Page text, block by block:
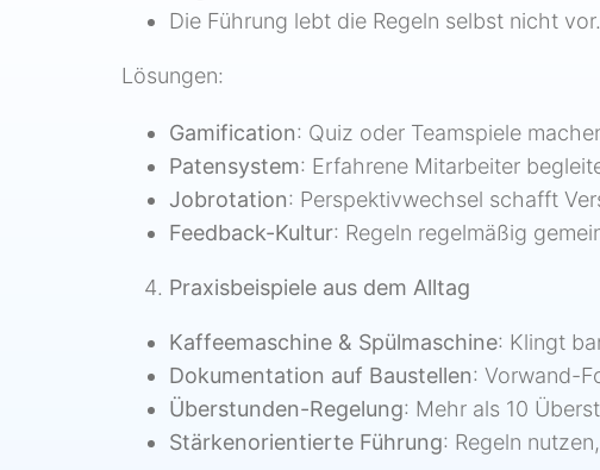
Die Führung lebt die Regeln selbst nicht vor.
Lösungen:
Gamification: Quiz oder Teamspiele
Patensystem: Erfahrene Mitarbeiter
Jobrotation: Perspektivwechsel schafft
Feedback-Kultur: Regeln regelmäßig
Praxisbeispiele aus dem Alltag
Kaffeemaschine & Spülmaschine: Klingt
Dokumentation auf Baustellen: Vorwand-
Überstunden-Regelung: Mehr als 10
Stärkenorientierte Führung: Regeln